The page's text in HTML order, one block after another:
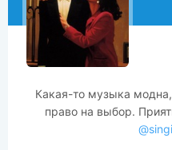
Какая-то музыка
право на выбор.